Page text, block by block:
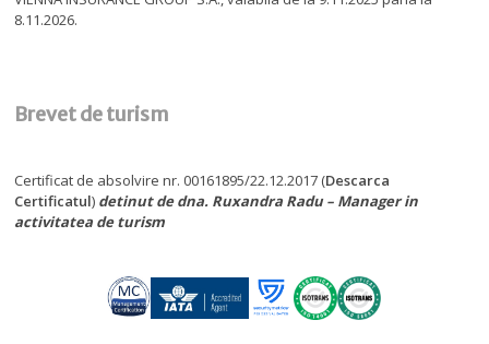
8.11.2026.
Brevet de turism
Certificat de absolvire nr. 00161895/22.12.2017 (Descarca
Certificatul) detinut de dna. Ruxandra Radu – Manager in
activitatea de turism